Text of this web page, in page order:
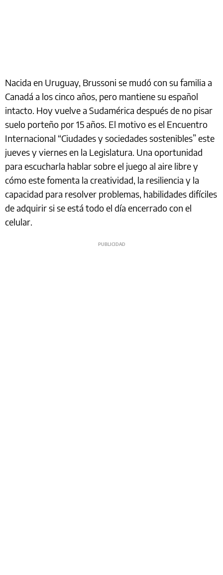
Nacida en Uruguay, Brussoni se mudó con su familia a
Canadá a los cinco años, pero mantiene su español
intacto. Hoy vuelve a Sudamérica después de no pisar
suelo porteño por 15 años. El motivo es el Encuentro
Internacional “Ciudades y sociedades sostenibles” este
jueves y viernes en la Legislatura. Una oportunidad
para escucharla hablar sobre el juego al aire libre y
cómo este fomenta la creatividad, la resiliencia y la
capacidad para resolver problemas, habilidades difíciles
de adquirir si se está todo el día encerrado con el
celular.